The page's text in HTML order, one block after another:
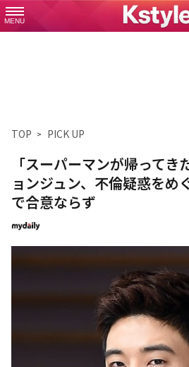
MENU
TOP PICK UP
「スーパーマンが帰ってき
ョンジュン、不倫疑惑をめ
で合意ならず